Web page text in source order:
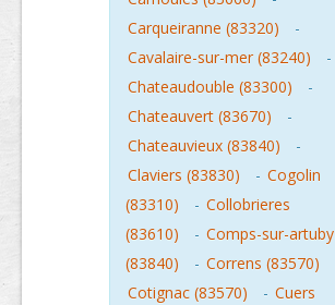
Carqueiranne (83320)
-
Cavalaire-sur-mer (83240)
-
Chateaudouble (83300)
-
Chateauvert (83670)
-
Chateauvieux (83840)
-
Claviers (83830)
- Cogolin
(83310)
- Collobrieres
(83610)
- Comps-sur-artuby
(83840)
- Correns (83570)
Cotignac (83570)
- Cuers